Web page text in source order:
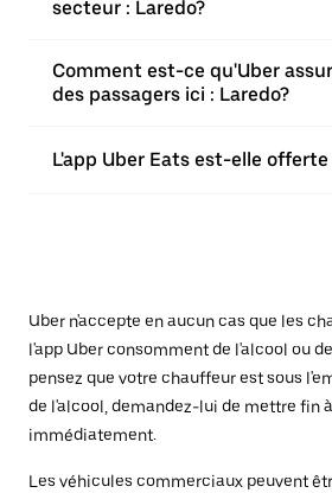
secteur : Laredo?
Comment est-ce qu'Uber
des passagers ici : Laredo?
L'app Uber Eats est-elle offerte
Uber n'accepte en aucun cas que les
l'app Uber consomment de l'alcool ou
pensez que votre chauffeur est sous
de l'alcool, demandez-lui de mettre fin
immédiatement.
Les véhicules commerciaux peuvent